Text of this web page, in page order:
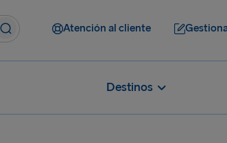
Atención al cliente
Destinos